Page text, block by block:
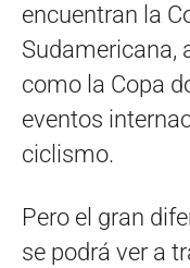
encuentran la
Sudamericana,
como la Copa
eventos
ciclismo.
Pero el gran
se podrá ver a